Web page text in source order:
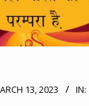
13, 2023 IN: